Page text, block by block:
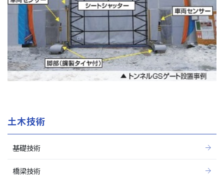
土木技術
基礎技術
橋梁技術